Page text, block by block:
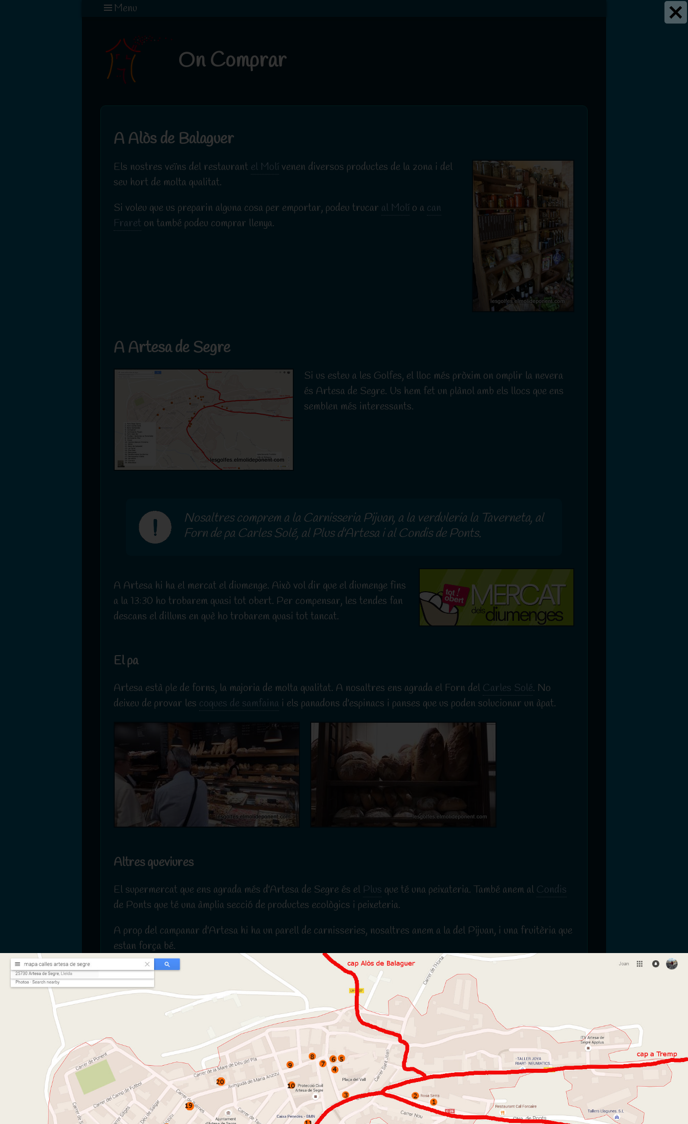
Menu
On Comprar
A Alòs de Balaguer
Els nostres veïns del restaurant el Molívenen diversos productes de la zona i del
seu hort de molta qualitat.
Si voleu que us preparin alguna cosa per emportar, podeu trucar al Molí o a can
Fraret on també podeu comprar llenya.
A Artesa de Segre
Si us esteu a les Golfes, el lloc més pròxim on omplir la nevera
és Artesa de Segre. Us hem fet un plànol amb els llocs que ens
semblen més interessants.
Nosaltres comprem a la Carnisseria Pijuan, a la verduleria la Taverneta, al
Forn de pa Carles Solé, al Plus d'Artesa i al Condis de Ponts.
A Artesa hi ha el mercat el diumenge. Això vol dir que el diumenge fins
a la 13:30 ho trobarem quasi tot obert. Per compensar, les tendes fan
descans el dilluns en què ho trobarem quasi tot tancat.
El pa
Artesa està ple de forns, la majoria de molta qualitat. A nosaltres ens agrada el Forn del Carles Solé. No
deixeu de provar les coques de samfaina i els panadons d'espinacs i panses que us poden solucionar un àpat.
Altres queviures
El supermercat que ens agrada més d'Artesa de Segre és el Plus que té una peixateria. També anem al Condis
de Ponts que té una àmplia secció de productes ecològics i peixeteria.
A prop del campanar d'Artesa hi ha un parell de carnisseries, nosaltres anem a la del Pijuan, i una fruitèria que
estan força bé.
Mercats setmanals